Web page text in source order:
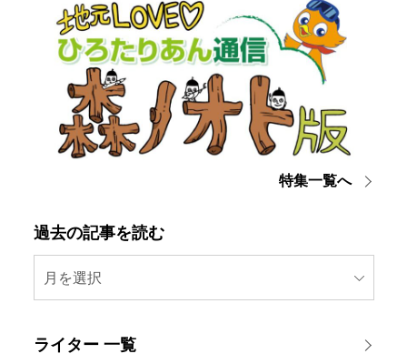
特集一覧へ
過去の記事を読む
月を選択
ライター 一覧